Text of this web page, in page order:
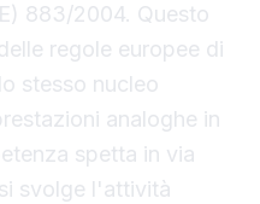
883/2004. Questo
regole europee di
stesso nucleo
analoghe in
spetta in via
svolge l'attività